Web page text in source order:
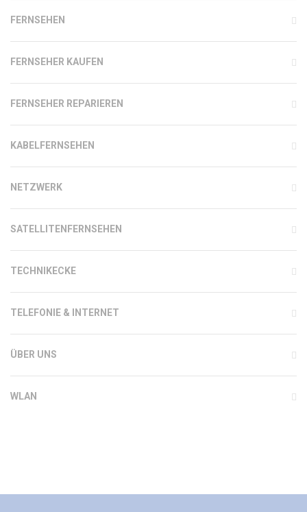
FERNSEHEN
FERNSEHER KAUFEN
FERNSEHER REPARIEREN
KABELFERNSEHEN
NETZWERK
SATELLITENFERNSEHEN
TECHNIKECKE
TELEFONIE & INTERNET
ÜBER UNS
WLAN